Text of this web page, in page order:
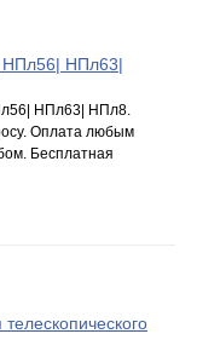
НПл63|
НПл63| НПл8.
Оплата любым
Бесплатная